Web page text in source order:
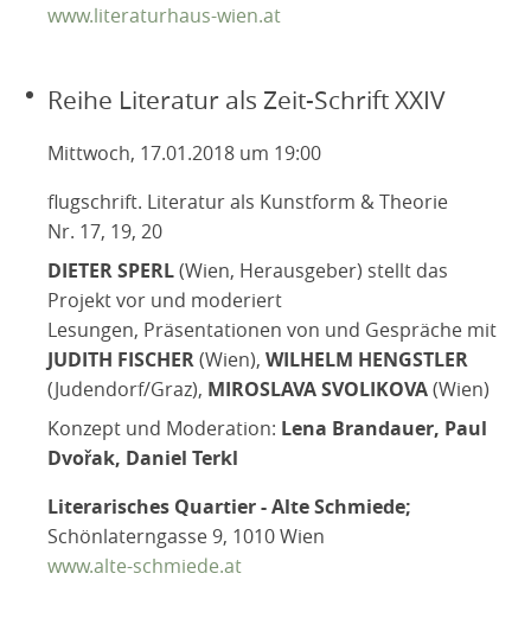
www.literaturhaus-wien.at
Reihe Literatur als Zeit-Schrift XXIV
Mittwoch, 17.01.2018 um 19:00
flugschrift. Literatur als Kunstform & Theorie
Nr. 17, 19, 20
DIETER SPERL(Wien, Herausgeber) stellt das
Projekt vor und moderiert
Lesungen, Präsentationen von und Gespräche mit
JUDITH FISCHER(Wien), WILHELM HENGSTLER
(Judendorf/Graz), MIROSLAVA SVOLIKOVA(Wien)
Konzept und Moderation: Lena Brandauer, Paul
Dvořak, Daniel Terkl
Literarisches Quartier - Alte Schmiede;
Schönlaterngasse 9, 1010 Wien
www.alte-schmiede.at